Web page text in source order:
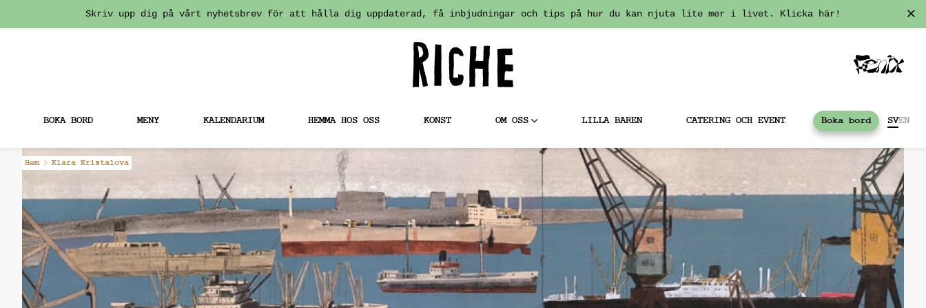
Fortsätt
till
innehållet
Skriv upp dig på vårt nyhetsbrev för att hålla dig uppdaterad, få inbjudningar och tips på hur du kan njuta lite mer i livet. Klicka här!
BOKA BORD MENY KALENDARIUM HEMMA HOS OSS KONST OM OSS LILLA BAREN CATERING OCH EVENT Boka bord SVEN
Hem Klara Kristalova